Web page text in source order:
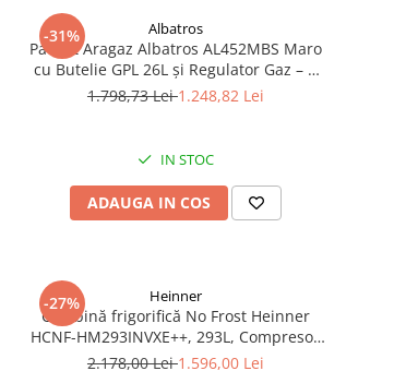
-31% Albatros
Pachet Aragaz Albatros AL452MBS Maro
cu Butelie GPL 26L și Regulator Gaz – 4
Arzătoare pe Gaz, Cuptor pe Gaz,
1.798,73 Lei1.248,82 Lei
IN STOC
ADAUGA IN COS
-27% Heinner
Combină frigorifică No Frost Heinner
HCNF-HM293INVXE++, 293L, Compresor
Inverter, Clasa E, Uși Reversibile, Aspect
2.178,00 Lei1.596,00 Lei